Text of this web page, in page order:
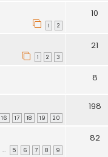
1 2
10
1 2 3
21
8
16 17 18 19 20
198
… 5 6 7 8 9
82